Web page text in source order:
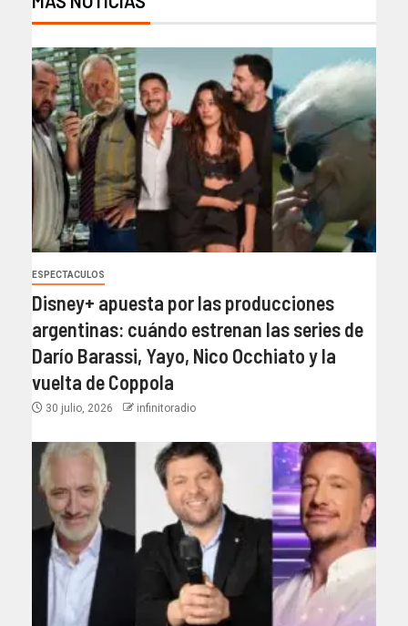
ESPECTACULOS
Disney+ apuesta por las producciones
argentinas: cuándo estrenan las series de
Darío Barassi, Yayo, Nico Occhiato y la
vuelta de Coppola
30 julio, 2026 infinitoradio